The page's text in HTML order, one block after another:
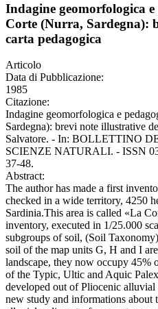
Indagine geomorfologica
Corte (Nurra, Sardegna):
carta pedagogica
Articolo
Data di Pubblicazione:
1985
Citazione:
Indagine geomorfologica e
Sardegna): brevi note illustrative
Salvatore. - In: BOLLETTINO
SCIENZE NATURALI. - ISSN
37-48.
Abstract:
The author has made a first
checked in a wide territory, 4250
Sardinia.This area is called «La
inventory, executed in 1/25.000
subgroups of soil, (Soil
soil of the map units G, H and I
landscape, they now occupy 45%
of the Typic, Ultic and Aquic
developed out of Pliocenic alluvial
new study and informations about